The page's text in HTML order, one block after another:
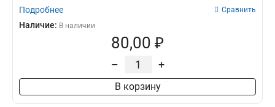
Подробнее Сравнить
Наличие: В наличии
80,00 ₽
– +
В корзину